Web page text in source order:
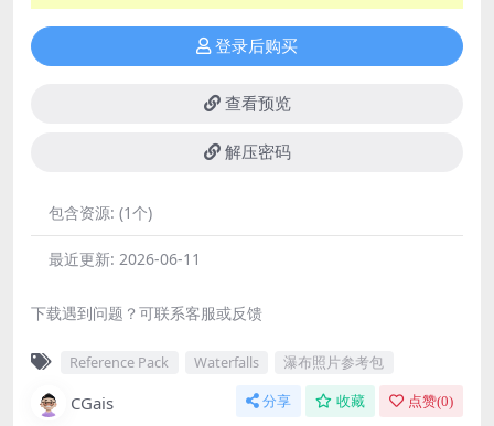
登录后购买
查看预览
解压密码
包含资源: (1个)
最近更新: 2026-06-11
下载遇到问题？可联系客服或反馈
Reference Pack Waterfalls 瀑布照片参考包
CGais 分享 收藏 点赞(0)